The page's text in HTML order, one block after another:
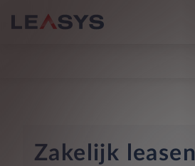
Zakelijk leasen